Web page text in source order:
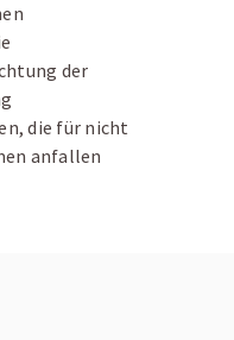
der
die für nicht
anfallen